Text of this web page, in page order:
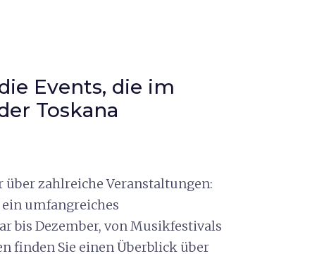
Events, die im
Toskana
über zahlreiche Veranstaltungen:
ein umfangreiches
bis Dezember, von Musikfestivals
finden Sie einen Überblick über